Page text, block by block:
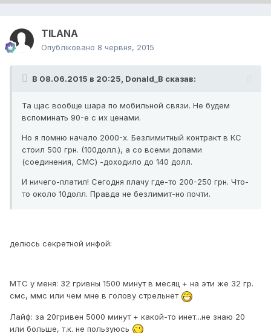
TILANA
Опубліковано 8 червня, 2015
В 08.06.2015 в 20:25, Donald_B сказав:
Та щас вообще шара по мобильной связи. Не будем
вспоминать 90-е с их ценами.
Но я помню начало 2000-х. Безлимитный контракт в КС
стоил 500 грн. (100долл.), а со всеми допами
(соединения, СМС) -доходило до 140 долл.
И ничего-платил! Сегодня плачу где-то 200-250 грн. Что-
то около 10долл. Правда не безлимит-но почти.
делюсь секретной инфой:
МТС у меня: 32 гривны 1500 минут в месяц + на эти же 32 гр.
смс, ммс или чем мне в голову стрельнет
Лайф: за 20гривен 5000 минут + какой-то инет...не знаю 20
или больше, т.к. не пользуюсь